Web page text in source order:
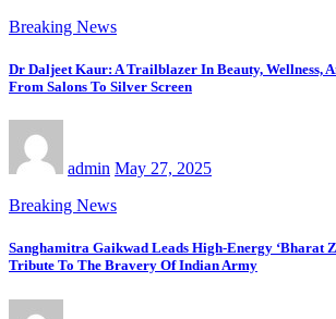
Breaking News
Dr Daljeet Kaur: A Trailblazer In Beauty, Wellness,
From Salons To Silver Screen
admin May 27, 2025
Breaking News
Sanghamitra Gaikwad Leads High-Energy ‘Bharat
Tribute To The Bravery Of Indian Army